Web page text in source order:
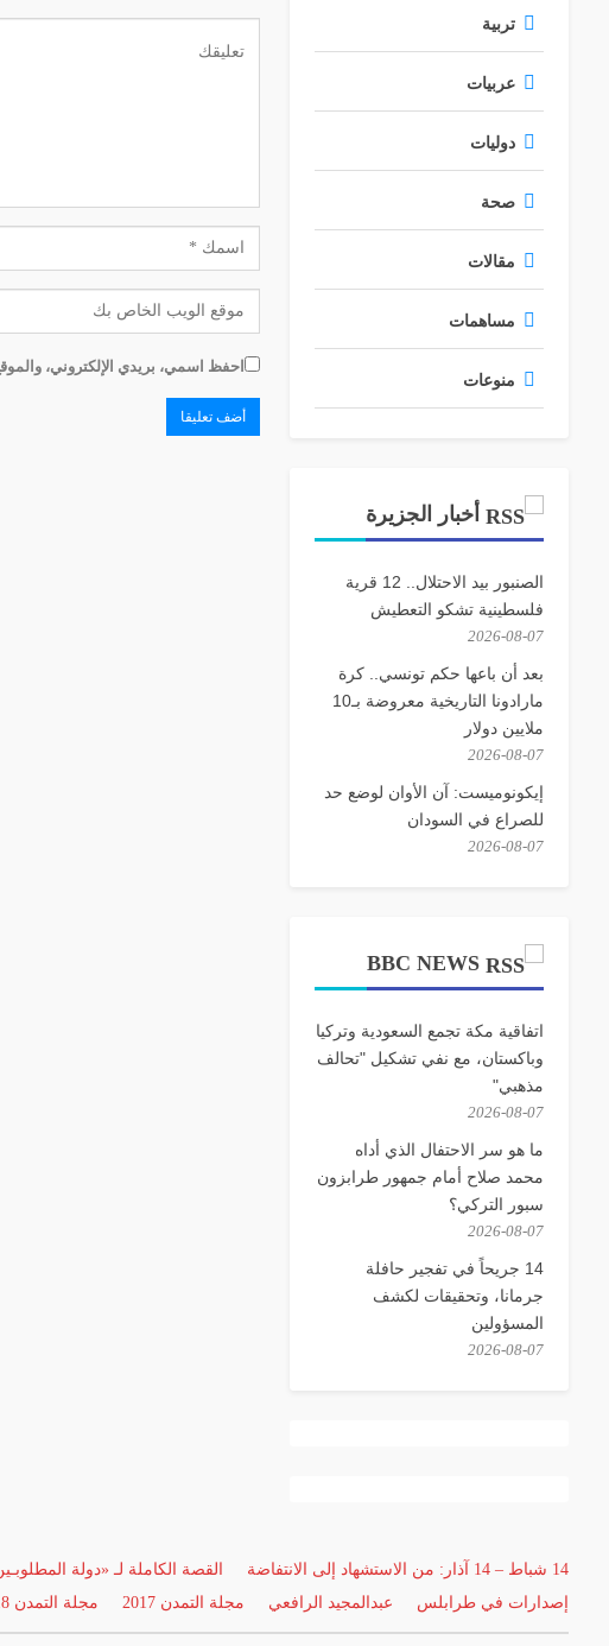
احفظ اسمي، بريدي الإلكتروني،
تربية
عربيات
دوليات
صحة
مقالات
مساهمات
منوعات
أخبار الجزيرة
الصنبور بيد الاحتلال.. 12 قرية
فلسطينية تشكو التعطيش
2026-08-07
بعد أن باعها حكم تونسي.. كرة
مارادونا التاريخية معروضة بـ10
ملايين دولار
2026-08-07
إيكونوميست: آن الأوان لوضع حد
للصراع في السودان
2026-08-07
BBC NEWS
اتفاقية مكة تجمع السعودية وتركيا
وباكستان، مع نفي تشكيل "تحالف
مذهبي"
2026-08-07
ما هو سر الاحتفال الذي أداه
محمد صلاح أمام جمهور طرابزون
سبور التركي؟
2026-08-07
14 جريحاً في تفجير حافلة
جرمانا، وتحقيقات لكشف
المسؤولين
2026-08-07
14 شباط – 14 آذار: من الاستشهاد إلى الانتفاضة القصة الكاملة لـ «دولة
إصدارات في طرابلس
عبدالمجيد الرافعي مجلة التمدن 2017 مجلة التمدن 2018